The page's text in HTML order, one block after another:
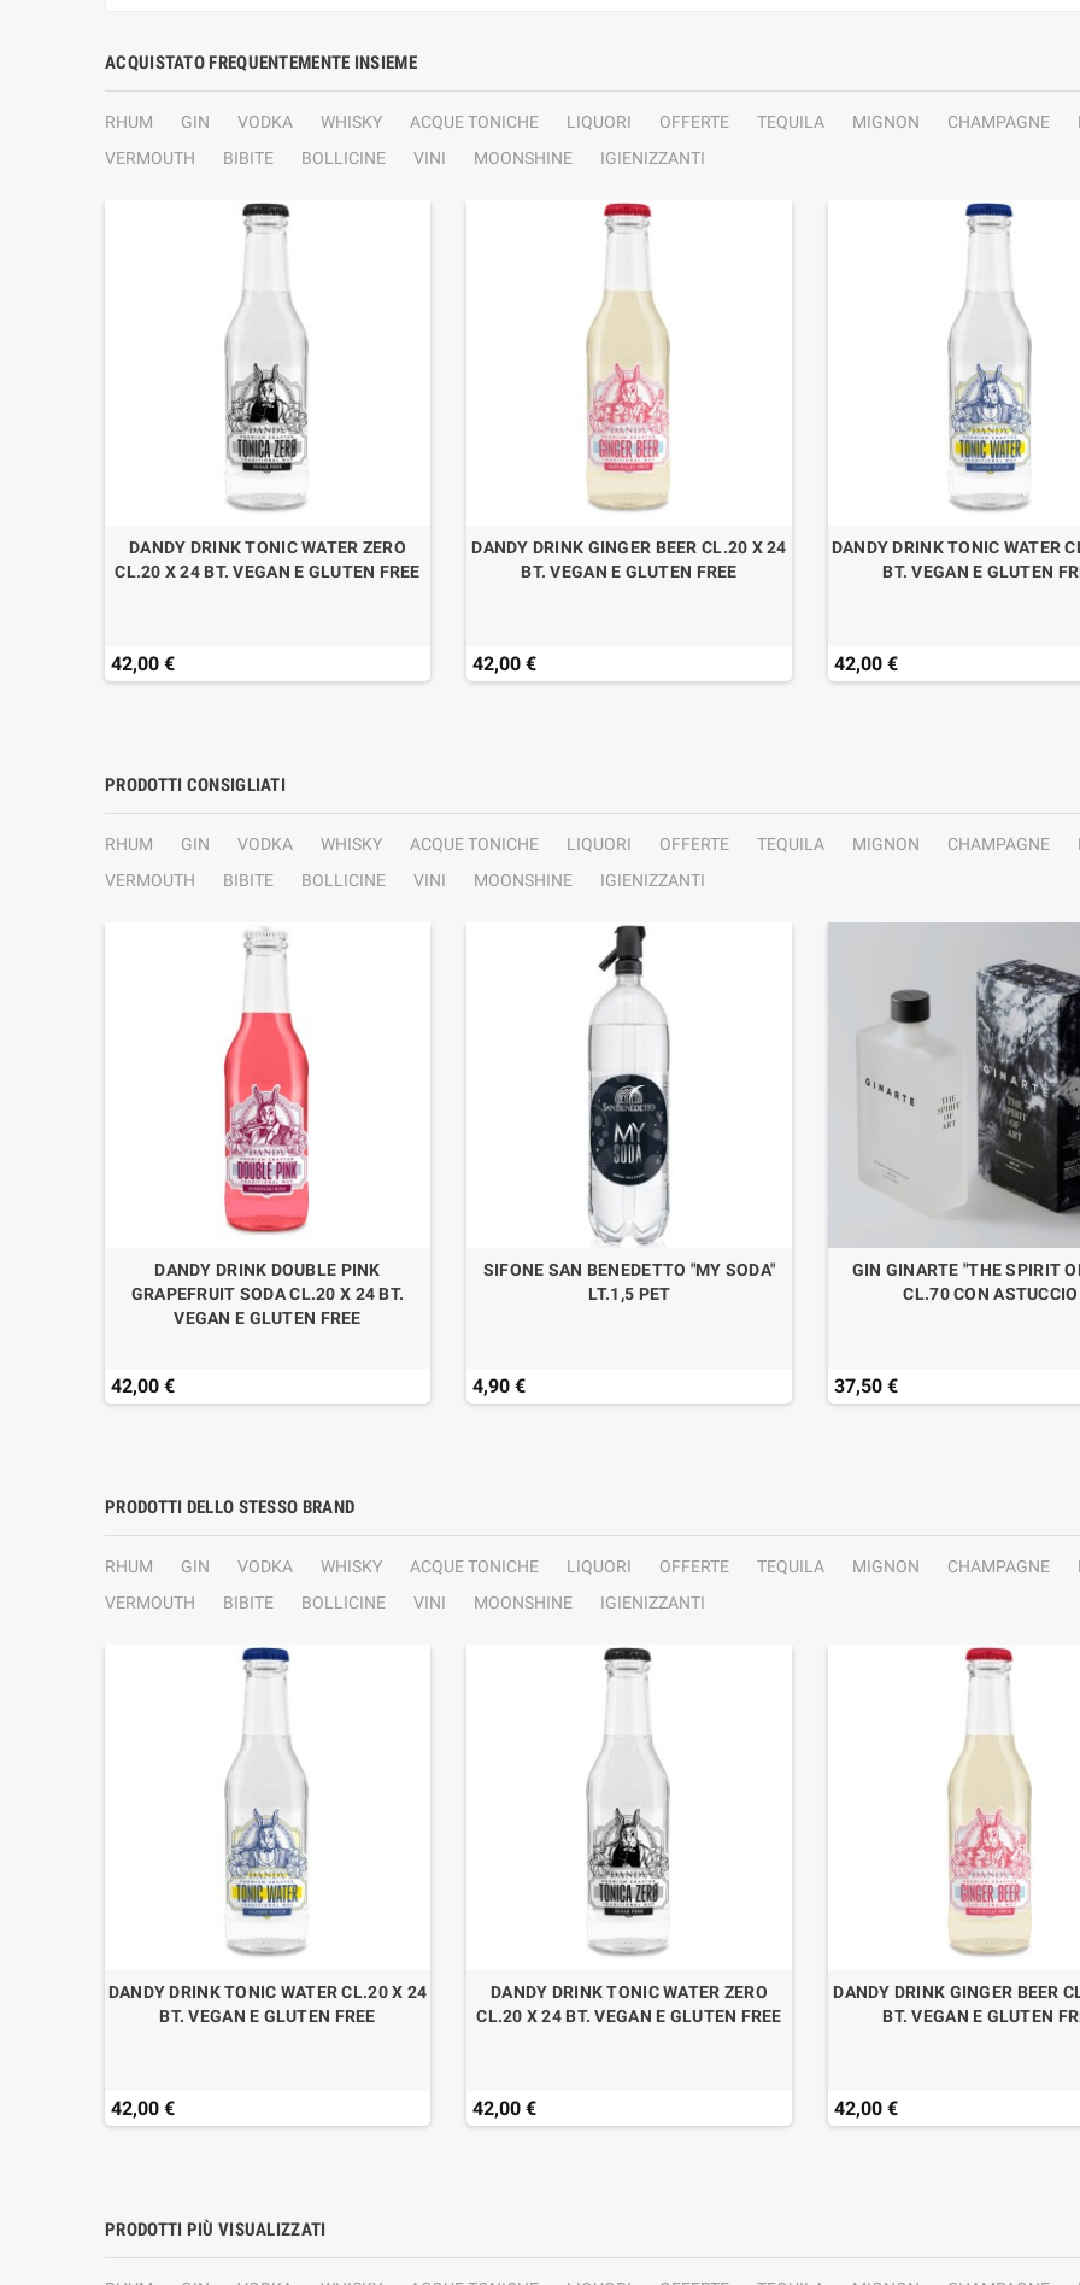
ACQUISTATO FREQUENTEMENTE INSIEME
RHUM GIN VODKA WHISKY ACQUE TONICHE LIQUORI OFFERTE TEQUILA MIGNON CHAMPAGNE
VERMOUTH
BIBITE BOLLICINE VINI MOONSHINE IGIENIZZANTI
DANDY DRINK TONIC WATER ZERO
CL.20 X 24 BT. VEGAN E GLUTEN FREE
42,00 €
DANDY DRINK GINGER BEER CL.20 X 24
BT. VEGAN E GLUTEN FREE
42,00 €
DANDY DRINK TONIC WATER
BT. VEGAN E GLUTEN
42,00 €
PRODOTTI CONSIGLIATI
RHUM GIN VODKA WHISKY ACQUE TONICHE LIQUORI OFFERTE TEQUILA MIGNON CHAMPAGNE
VERMOUTH
BIBITE BOLLICINE VINI MOONSHINE IGIENIZZANTI
DANDY DRINK DOUBLE PINK
GRAPEFRUIT SODA CL.20 X 24 BT.
VEGAN E GLUTEN FREE
42,00 €
SIFONE SAN BENEDETTO "MY SODA"
LT.1,5 PET
4,90 €
GIN GINARTE "THE SPIRIT
CL.70 CON ASTUCCIO
37,50 €
PRODOTTI DELLO STESSO BRAND
RHUM GIN VODKA WHISKY ACQUE TONICHE LIQUORI OFFERTE TEQUILA MIGNON CHAMPAGNE
VERMOUTH
BIBITE BOLLICINE VINI MOONSHINE IGIENIZZANTI
DANDY DRINK TONIC WATER CL.20 X 24
BT. VEGAN E GLUTEN FREE
42,00 €
DANDY DRINK TONIC WATER ZERO
CL.20 X 24 BT. VEGAN E GLUTEN FREE
42,00 €
DANDY DRINK GINGER BEER
BT. VEGAN E GLUTEN
42,00 €
PRODOTTI PIÙ VISUALIZZATI